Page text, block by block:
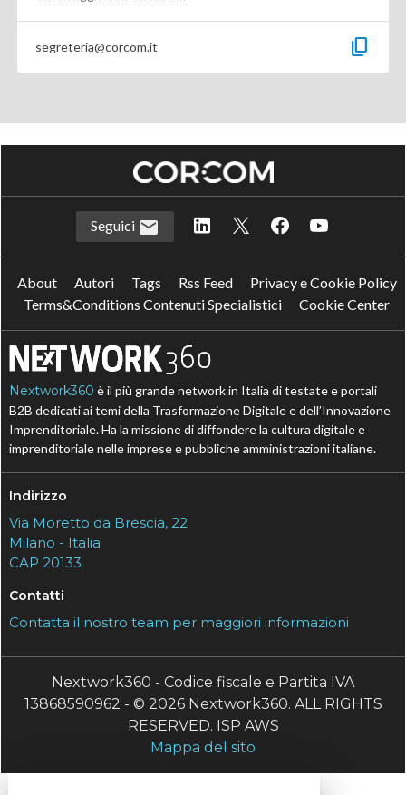
segreteria@corcom.it content_copy
Seguici
About Autori Tags Rss Feed
Privacy e Cookie Policy
Terms&Conditions Contenuti Specialistici
Cookie Center
Nextwork360 è il più grande network in Italia di testate e portali
B2B dedicati ai temi della Trasformazione Digitale e dell’Innovazione
Imprenditoriale. Ha la missione di diffondere la cultura digitale e
imprenditoriale nelle imprese e pubbliche amministrazioni italiane.
Indirizzo
Via Moretto da Brescia, 22
Milano - Italia
CAP 20133
Contatti
Contatta il nostro team per maggiori informazioni
Nextwork360 - Codice fiscale e Partita IVA
13868590962 - © 2026 Nextwork360. ALL RIGHTS
RESERVED. ISP AWS
Mappa del sito